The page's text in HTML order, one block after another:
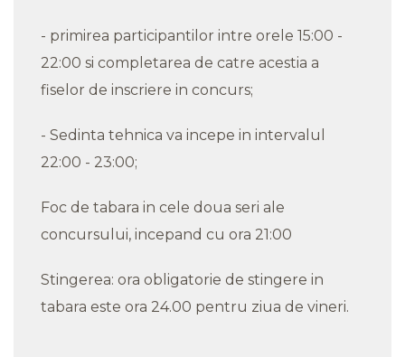
- primirea participantilor intre orele 15:00 -
22:00 si completarea de catre acestia a
fiselor de inscriere in concurs;
- Sedinta tehnica va incepe in intervalul
22:00 - 23:00;
Foc de tabara in cele doua seri ale
concursului, incepand cu ora 21:00
Stingerea: ora obligatorie de stingere in
tabara este ora 24.00 pentru ziua de vineri.